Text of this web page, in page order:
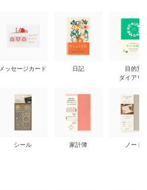
メッセージカード
シール
日記
家計簿
目的別
ダイアリ
ノート